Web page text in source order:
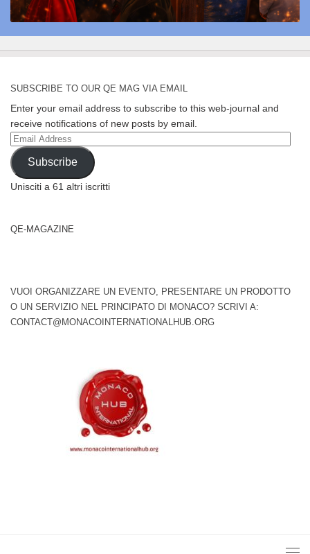
SUBSCRIBE TO OUR QE MAG VIA EMAIL
Enter your email address to subscribe to this web-journal and
receive notifications of new posts by email.
Email
Address
Subscribe
Unisciti a 61 altri iscritti
QE-MAGAZINE
VUOI ORGANIZZARE UN EVENTO, PRESENTARE UN PRODOTTO
O UN SERVIZIO NEL PRINCIPATO DI MONACO? SCRIVI A:
CONTACT@MONACOINTERNATIONALHUB.ORG